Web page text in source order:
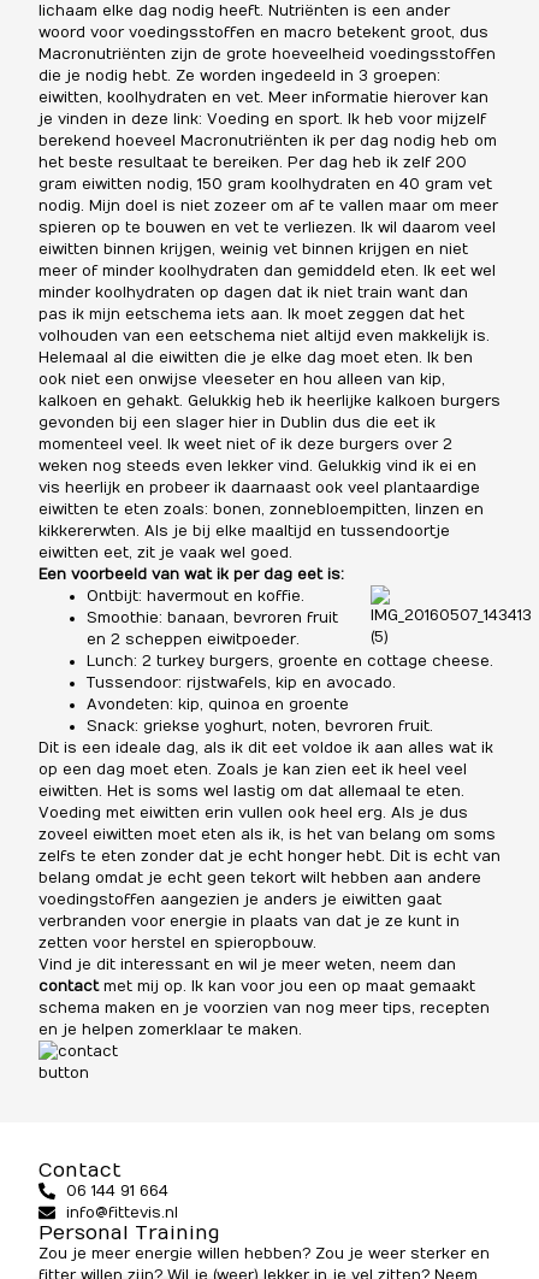
lichaam elke dag nodig heeft. Nutriënten is een ander
woord voor voedingsstoffen en macro betekent groot, dus
Macronutriënten zijn de grote hoeveelheid voedingsstoffen
die je nodig hebt. Ze worden ingedeeld in 3 groepen:
eiwitten, koolhydraten en vet. Meer informatie hierover kan
je vinden in deze link: Voeding en sport. Ik heb voor mijzelf
berekend hoeveel Macronutriënten ik per dag nodig heb om
het beste resultaat te bereiken. Per dag heb ik zelf 200
gram eiwitten nodig, 150 gram koolhydraten en 40 gram vet
nodig. Mijn doel is niet zozeer om af te vallen maar om meer
spieren op te bouwen en vet te verliezen. Ik wil daarom veel
eiwitten binnen krijgen, weinig vet binnen krijgen en niet
meer of minder koolhydraten dan gemiddeld eten. Ik eet wel
minder koolhydraten op dagen dat ik niet train want dan
pas ik mijn eetschema iets aan. Ik moet zeggen dat het
volhouden van een eetschema niet altijd even makkelijk is.
Helemaal al die eiwitten die je elke dag moet eten. Ik ben
ook niet een onwijse vleeseter en hou alleen van kip,
kalkoen en gehakt. Gelukkig heb ik heerlijke kalkoen burgers
gevonden bij een slager hier in Dublin dus die eet ik
momenteel veel. Ik weet niet of ik deze burgers over 2
weken nog steeds even lekker vind. Gelukkig vind ik ei en
vis heerlijk en probeer ik daarnaast ook veel plantaardige
eiwitten te eten zoals: bonen, zonnebloempitten, linzen en
kikkererwten. Als je bij elke maaltijd en tussendoortje
eiwitten eet, zit je vaak wel goed.
Een voorbeeld van wat ik per dag eet is:
Ontbijt: havermout en koffie.
Smoothie: banaan, bevroren fruit
en 2 scheppen eiwitpoeder.
Lunch: 2 turkey burgers, groente en cottage cheese.
Tussendoor: rijstwafels, kip en avocado.
Avondeten: kip, quinoa en groente
Snack: griekse yoghurt, noten, bevroren fruit.
Dit is een ideale dag, als ik dit eet voldoe ik aan alles wat ik
op een dag moet eten. Zoals je kan zien eet ik heel veel
eiwitten. Het is soms wel lastig om dat allemaal te eten.
Voeding met eiwitten erin vullen ook heel erg. Als je dus
zoveel eiwitten moet eten als ik, is het van belang om soms
zelfs te eten zonder dat je echt honger hebt. Dit is echt van
belang omdat je echt geen tekort wilt hebben aan andere
voedingstoffen aangezien je anders je eiwitten gaat
verbranden voor energie in plaats van dat je ze kunt in
zetten voor herstel en spieropbouw.
Vind je dit interessant en wil je meer weten, neem dan
contactmet mij op. Ik kan voor jou een op maat gemaakt
schema maken en je voorzien van nog meer tips, recepten
en je helpen zomerklaar te maken.
Contact
06 144 91 664
info@fittevis.nl
Personal Training
Zou je meer energie willen hebben? Zou je weer sterker en
fitter willen zijn? Wil je (weer) lekker in je vel zitten? Neem